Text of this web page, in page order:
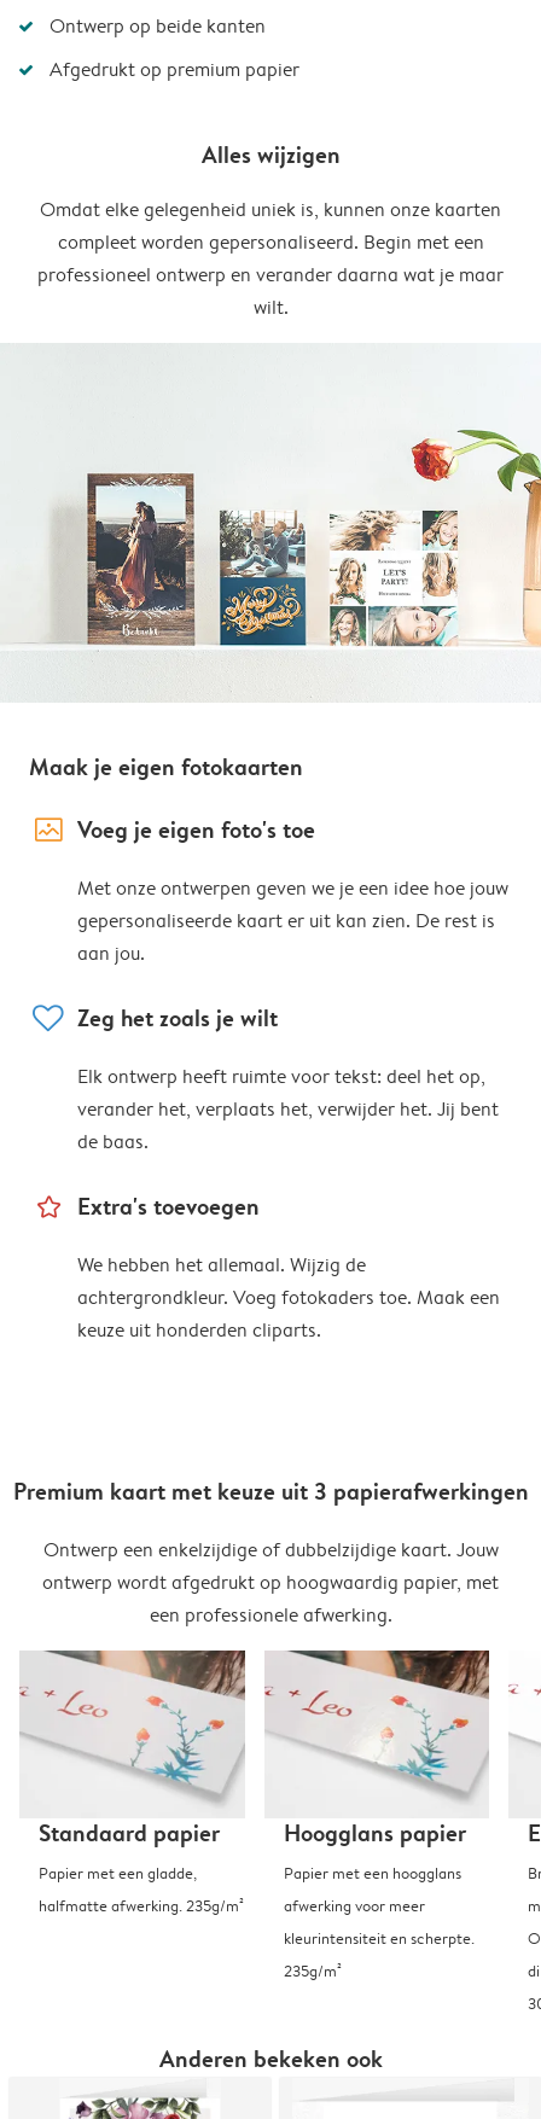
Ontwerp op beide kanten
Afgedrukt op premium papier
Alles wijzigen
Omdat elke gelegenheid uniek is, kunnen onze kaarten
compleet worden gepersonaliseerd. Begin met een
professioneel ontwerp en verander daarna wat je maar
wilt.
Maak je eigen fotokaarten
image_placeholder Voeg je eigen foto's toe
Met onze ontwerpen geven we je een idee hoe jouw
gepersonaliseerde kaart er uit kan zien. De rest is
aan jou.
heart Zeg het zoals je wilt
Elk ontwerp heeft ruimte voor tekst: deel het op,
verander het, verplaats het, verwijder het. Jij bent
de baas.
star_outline Extra's toevoegen
We hebben het allemaal. Wijzig de
achtergrondkleur. Voeg fotokaders toe. Maak een
keuze uit honderden cliparts.
Premium kaart met keuze uit 3 papierafwerkingen
Ontwerp een enkelzijdige of dubbelzijdige kaart. Jouw
ontwerp wordt afgedrukt op hoogwaardig papier, met
een professionele afwerking.
Standaard papier
Papier met een gladde,
halfmatte afwerking. 235g/m²
Hoogglans papier
Papier met een hoogglans
afwerking voor meer
kleurintensiteit en scherpte.
235g/m²
Anderen bekeken ook